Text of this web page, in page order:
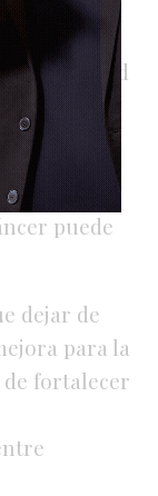
la capacidad
como la
puede
dejar de
para la
fortalecer